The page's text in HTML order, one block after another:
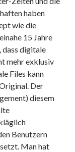
haben
wie die
15 Jahre
dass digitale
mehr exklusiv
Files kann
Der
diesem
Benutzern
Man hat